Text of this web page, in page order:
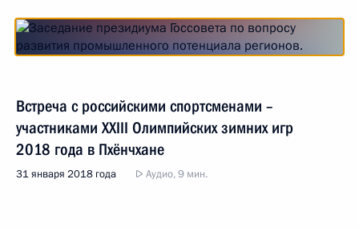
Встреча с российскими спортсменами –
участниками XXIII Олимпийских зимних игр
2018 года в Пхёнчхане
31 января 2018 года Аудио, 9 мин.